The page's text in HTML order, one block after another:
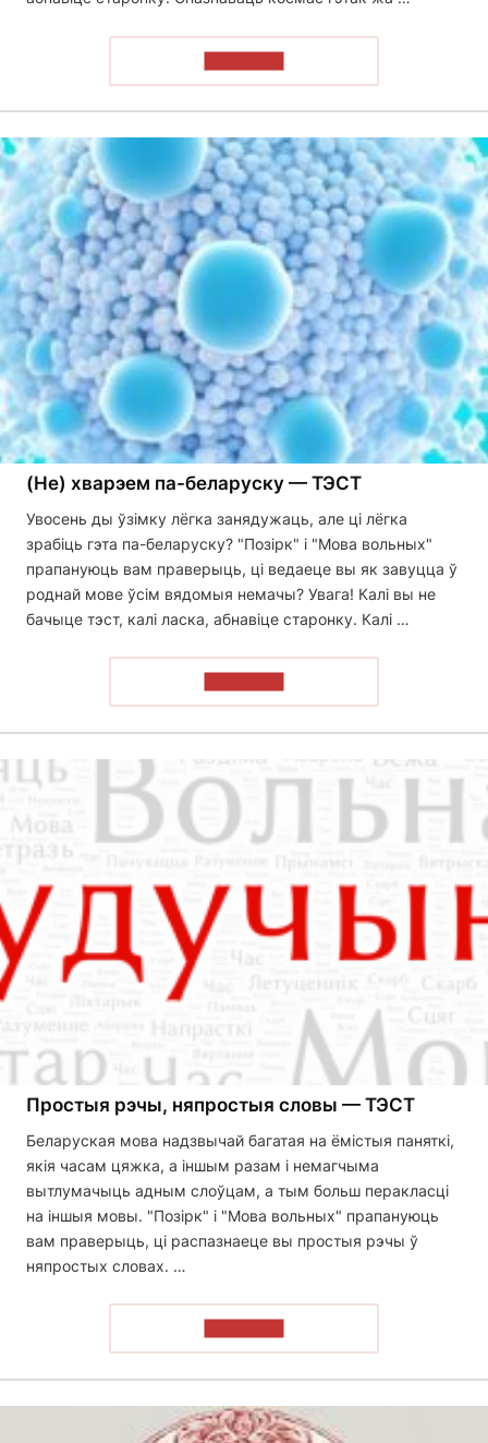
(Не) хварэем па-беларуску — ТЭСТ
Увосень ды ўзімку лёгка занядужаць, але ці лёгка
зрабіць гэта па-беларуску? "Позірк" і "Мова вольных"
прапануюць вам праверыць, ці ведаеце вы як завуцца ў
роднай мове ўсім вядомыя немачы? Увага! Калі вы не
бачыце тэст, калі ласка, абнавіце старонку. Калі …
Простыя рэчы, няпростыя словы — ТЭСТ
Беларуская мова надзвычай багатая на ёмістыя паняткі,
якія часам цяжка, а іншым разам і немагчыма
вытлумачыць адным слоўцам, а тым больш перакласці
на іншыя мовы. "Позірк" і "Мова вольных" прапануюць
вам праверыць, ці распазнаеце вы простыя рэчы ў
няпростых словах. …